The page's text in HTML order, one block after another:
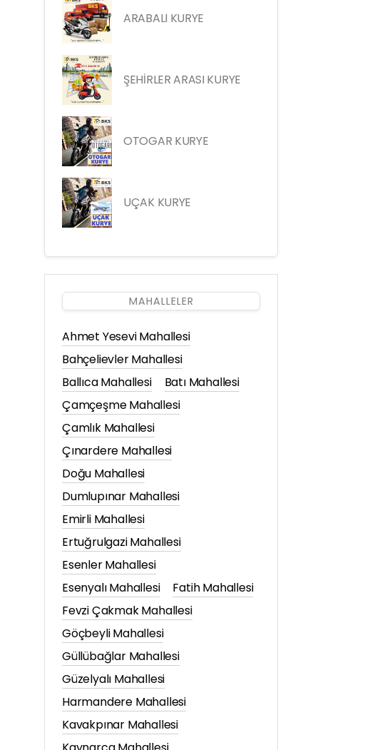
ARABALI KURYE
ŞEHİRLER ARASI KURYE
OTOGAR KURYE
UÇAK KURYE
MAHALLELER
Ahmet Yesevi Mahallesi
Bahçelievler Mahallesi
Ballıca Mahallesi
Batı Mahallesi
Çamçeşme Mahallesi
Çamlık Mahallesi
Çınardere Mahallesi
Doğu Mahallesi
Dumlupınar Mahallesi
Emirli Mahallesi
Ertuğrulgazi Mahallesi
Esenler Mahallesi
Esenyalı Mahallesi
Fatih Mahallesi
Fevzi Çakmak Mahallesi
Göçbeyli Mahallesi
Güllübağlar Mahallesi
Güzelyalı Mahallesi
Harmandere Mahallesi
Kavakpınar Mahallesi